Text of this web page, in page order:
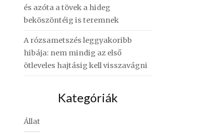
és azóta a tövek a hideg
beköszöntéig is teremnek
A rózsametszés leggyakoribb
hibája: nem mindig az első
ötleveles hajtásig kell visszavágni
Kategóriák
Állat